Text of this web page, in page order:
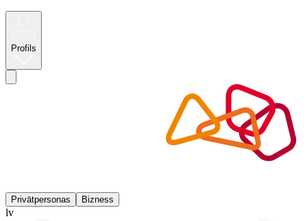
Profils
Privātpersonas Bizness
lv